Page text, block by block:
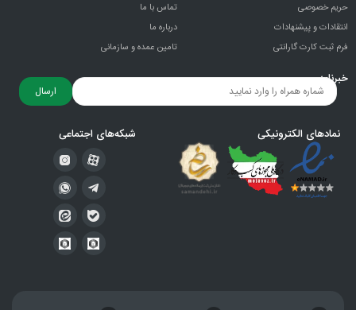
حریم خصوصی
انتقادات و پيشنهادات
فرم ثبت کارت گارانتی
تماس با ما
درباره ما
تامین عمده و سازمانی
خبرنامه
ارسال
نمادهای الکترونیکی شبکه‌های اجتماعی